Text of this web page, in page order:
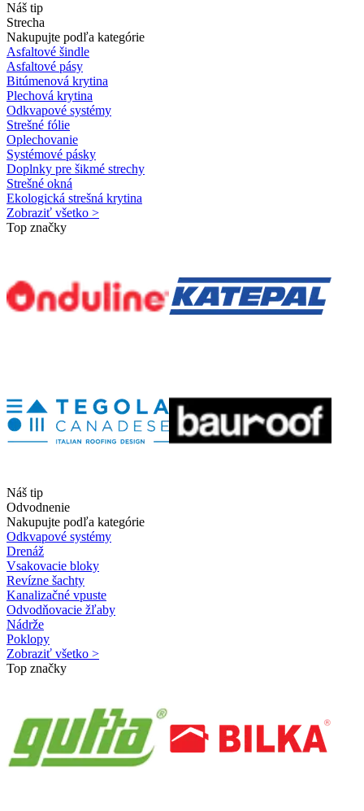
Náš tip
Strecha
Nakupujte podľa kategórie
Asfaltové šindle
Asfaltové pásy
Bitúmenová krytina
Plechová krytina
Odkvapové systémy
Strešné fólie
Oplechovanie
Systémové pásky
Doplnky pre šikmé strechy
Strešné okná
Ekologická strešná krytina
Zobraziť všetko >
Top značky
Náš tip
Odvodnenie
Nakupujte podľa kategórie
Odkvapové systémy
Drenáž
Vsakovacie bloky
Revízne šachty
Kanalizačné vpuste
Odvodňovacie žľaby
Nádrže
Poklopy
Zobraziť všetko >
Top značky